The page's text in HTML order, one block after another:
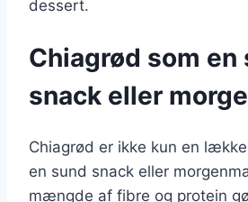
dessert.
Chiagrød som en
snack eller
Chiagrød er ikke kun en
en sund snack eller
mængde af fibre og protein